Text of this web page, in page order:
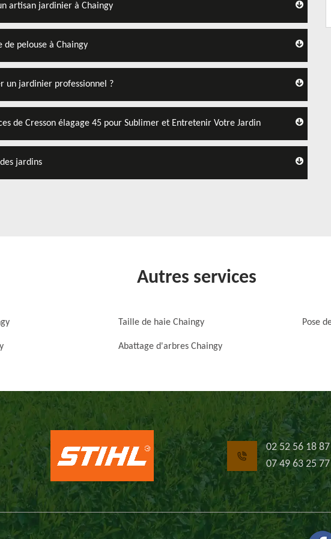
artisan jardinier à Chaingy
de pelouse à Chaingy
un jardinier professionnel ?
de Cresson élagage 45 pour Sublimer et Entretenir Votre Jardin
jardins
Autres services
Taille de haie Chaingy
Abattage d'arbres Chaingy
Pose
02 52 56 18 87
07 49 63 25 77